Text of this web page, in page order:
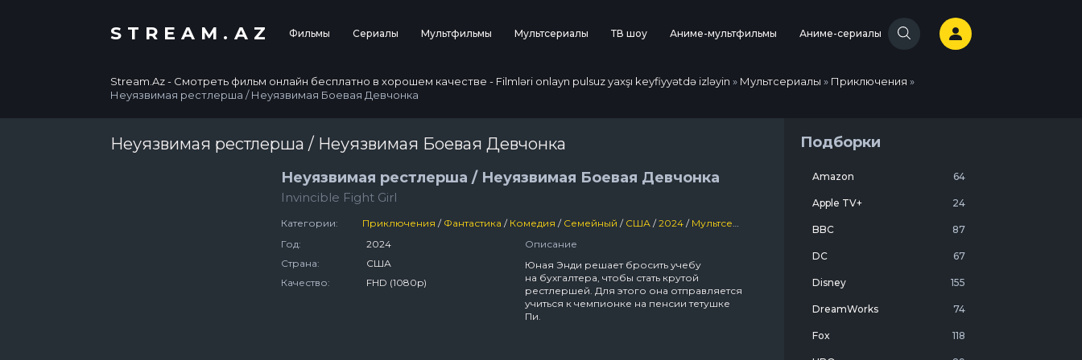
STREAM.AZ Фильмы Сериалы Мультфильмы Мультсериалы ТВ шоу Аниме-мультфильмы Аниме-сериалы
Stream.Az - Смотреть фильм онлайн бесплатно в хорошем качестве - Filmləri onlayn pulsuz yaxşı keyfiyyətdə izləyin » Мультсериалы » Приключения »
Неуязвимая рестлерша / Неуязвимая Боевая Девчонка
Неуязвимая рестлерша / Неуязвимая Боевая Девчонка
Неуязвимая рестлерша / Неуязвимая Боевая Девчонка
Invincible Fight Girl
Категории: Приключения / Фантастика / Комедия / Семейный / США/2024/ Мультсериалы
Год:
2024
Страна:
США
Качество:
FHD (1080p)
Описание
Юная Энди решает бросить учебу
на бухгалтера, чтобы стать крутой
рестлершей. Для этого она отправляется
учиться к чемпионке на пенсии тетушке
Пи.
Подборки
Amazon 64
Apple TV+ 24
BBC 87
DC 67
Disney 155
DreamWorks 74
Fox 118